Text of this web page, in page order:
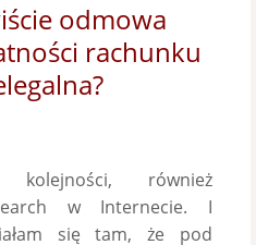
odmowa
rachunku
również
w Internecie. I
się tam, że pod